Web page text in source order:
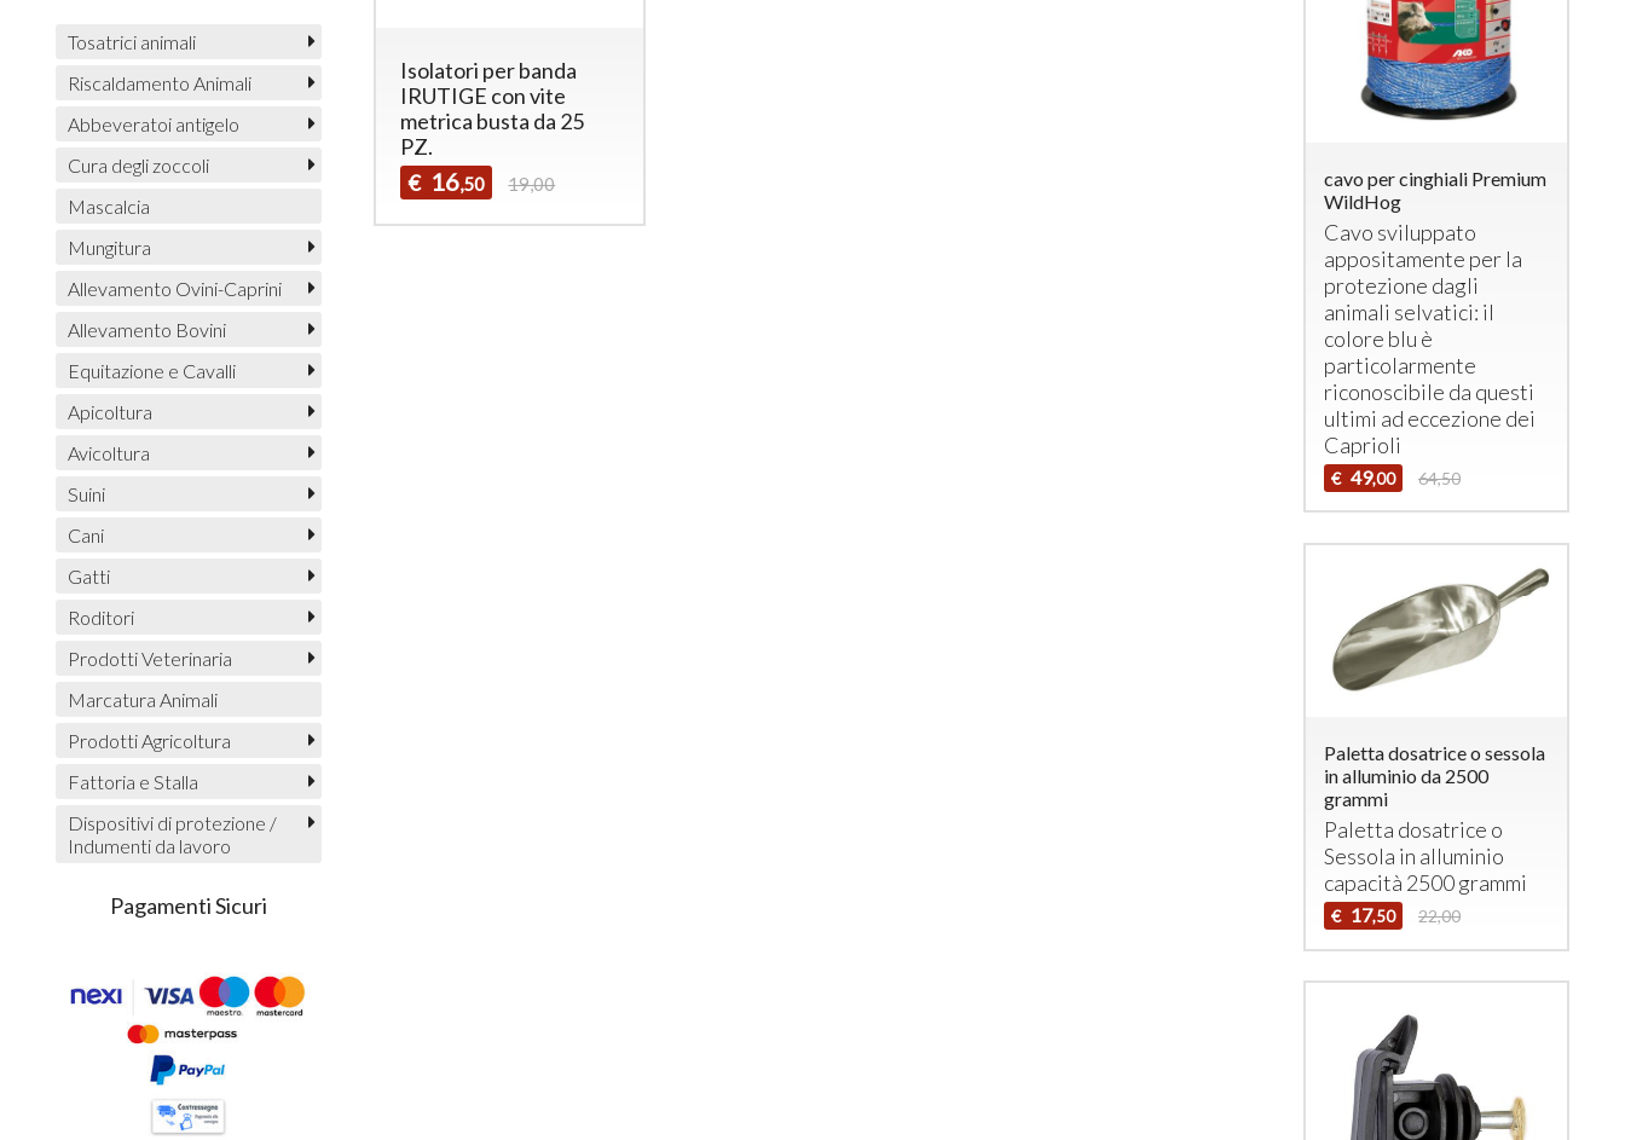
Isolatori per banda
IRUTIGE con vite
metrica busta da 25
PZ.
€ 16,50 19,00
Tosatrici animali
Riscaldamento Animali
Abbeveratoi antigelo
Cura degli zoccoli
Mascalcia
Mungitura
Allevamento Ovini-Caprini
Allevamento Bovini
Equitazione e Cavalli
Apicoltura
Avicoltura
Suini
Cani
Gatti
Roditori
Prodotti Veterinaria
Marcatura Animali
Prodotti Agricoltura
Fattoria e Stalla
Dispositivi di protezione /
Indumenti da lavoro
Pagamenti Sicuri
cavo per cinghiali Premium
WildHog
Cavo sviluppato
appositamente per la
protezione dagli
animali selvatici: il
colore blu è
particolarmente
riconoscibile da questi
ultimi ad eccezione dei
Caprioli
€ 49,00 64,50
Paletta dosatrice o sessola
in alluminio da 2500
grammi
Paletta dosatrice o
Sessola in alluminio
capacità 2500 grammi
€ 17,50 22,00